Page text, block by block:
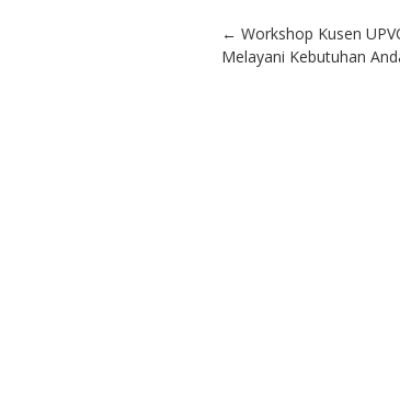
Post
← Workshop Kusen
Melayani Kebutuhan